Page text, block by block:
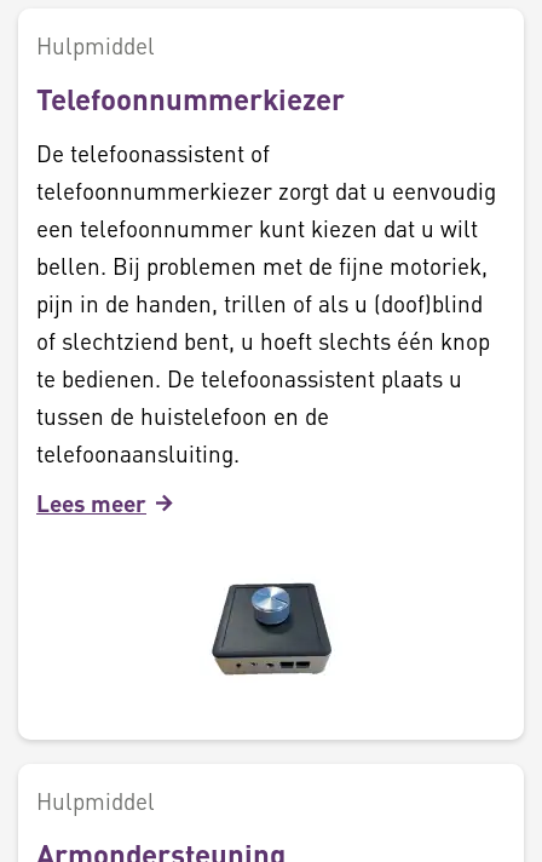
Hulpmiddel
Telefoonnummerkiezer
De telefoonassistent of
telefoonnummerkiezer zorgt dat u eenvoudig
een telefoonnummer kunt kiezen dat u wilt
bellen. Bij problemen met de fijne motoriek,
pijn in de handen, trillen of als u (doof)blind
of slechtziend bent, u hoeft slechts één knop
te bedienen. De telefoonassistent plaats u
tussen de huistelefoon en de
telefoonaansluiting.
Lees meer
Hulpmiddel
Armondersteuning